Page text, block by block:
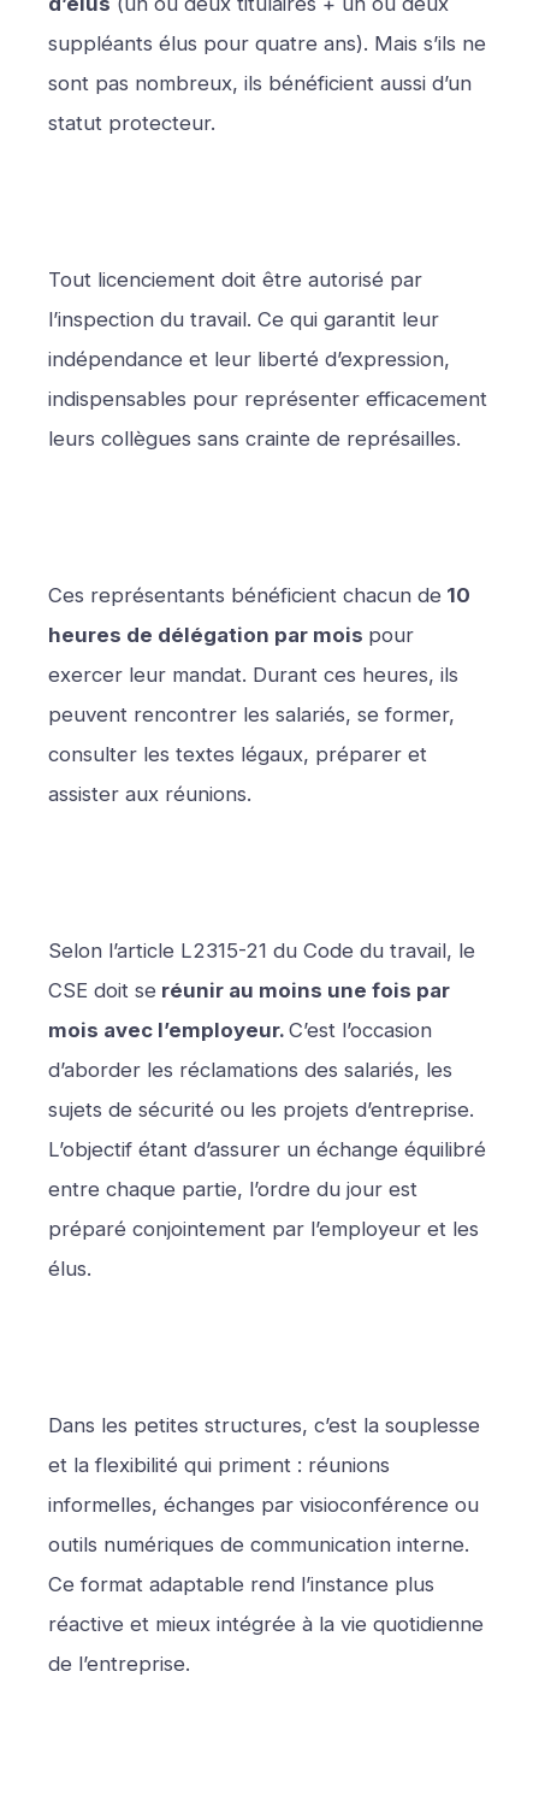
suppléants élus pour quatre ans). Mais s’ils ne
sont pas nombreux, ils bénéficient aussi d’un
statut protecteur.
Tout licenciement doit être autorisé par
l’inspection du travail. Ce qui garantit leur
indépendance et leur liberté d’expression,
indispensables pour représenter efficacement
leurs collègues sans crainte de représailles.
Ces représentants bénéficient chacun de 10
heures de délégation par mois pour
exercer leur mandat. Durant ces heures, ils
peuvent rencontrer les salariés, se former,
consulter les textes légaux, préparer et
assister aux réunions.
Selon l’article L2315-21 du Code du travail, le
CSE doit se réunir au moins une fois par
mois avec l’employeur. C’est l’occasion
d’aborder les réclamations des salariés, les
sujets de sécurité ou les projets d’entreprise.
L’objectif étant d’assurer un échange équilibré
entre chaque partie, l’ordre du jour est
préparé conjointement par l’employeur et les
élus.
Dans les petites structures, c’est la souplesse
et la flexibilité qui priment : réunions
informelles, échanges par visioconférence ou
outils numériques de communication interne.
Ce format adaptable rend l’instance plus
réactive et mieux intégrée à la vie quotidienne
de l’entreprise.